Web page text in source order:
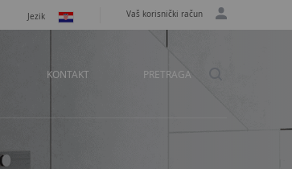
Jezik Vaš korisnički račun
KONTAKT PRETRAGA